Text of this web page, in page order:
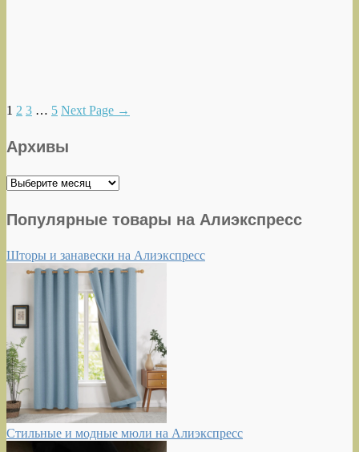
1 2 3 … 5 Next Page →
Архивы
Архивы
Популярные товары на Алиэкспресс
Шторы и занавески на Алиэкспресс
Стильные и модные мюли на Алиэкспресс